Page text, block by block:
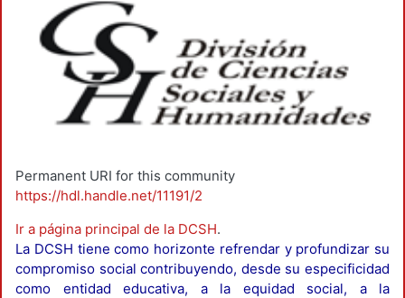
Permanent URI for this community
https://hdl.handle.net/11191/2
Ir a página principal de la DCSH.
La DCSH tiene como horizonte refrendar y profundizar su
compromiso social contribuyendo, desde su especificidad
como entidad educativa, a la equidad social, a la